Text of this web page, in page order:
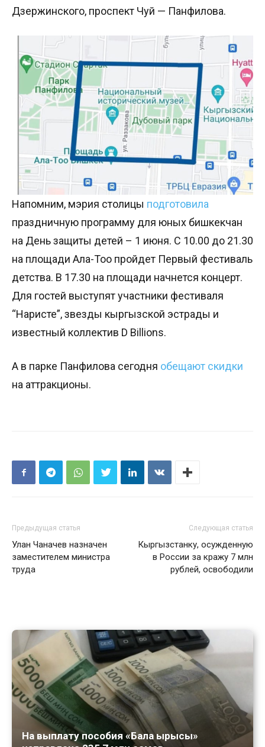
Дзержинского, проспект Чуй — Панфилова.
Напомним, мэрия столицы подготовила
праздничную программу для юных бишкекчан
на День защиты детей – 1 июня. С 10.00 до 21.30
на площади Ала-Тоо пройдет Первый фестиваль
детства. В 17.30 на площади начнется концерт.
Для гостей выступят участники фестиваля
“Наристе”, звезды кыргызской эстрады и
известный коллектив D Billions.
А в парке Панфилова сегодня обещают скидки
на аттракционы.
Предыдущая статья
Улан Чаначев назначен
заместителем министра
труда
Следующая статья
Кыргызстанку, осужденную
в России за кражу 7 млн
рублей, освободили
На выплату пособия «Бала ырысы»